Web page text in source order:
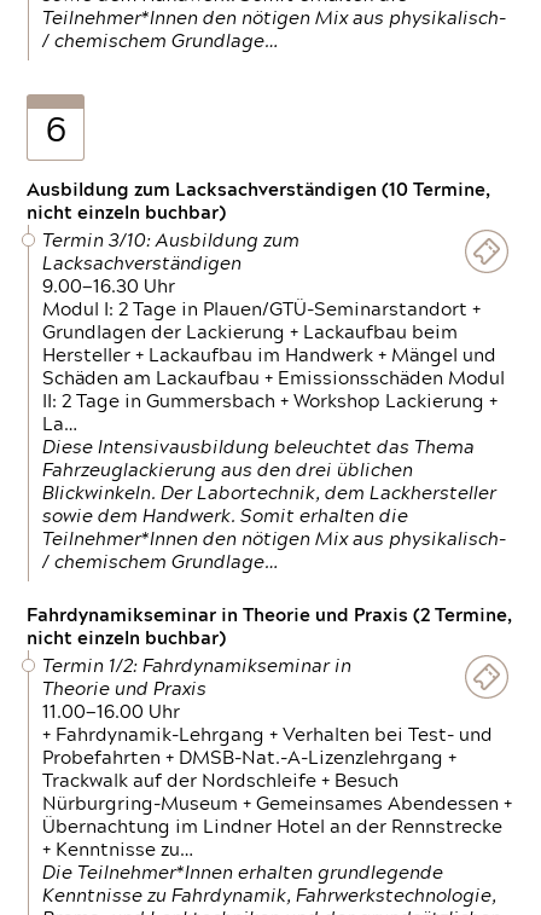
Teilnehmer*Innen den nötigen Mix aus physikalisch-
/ chemischem Grundlage…
6
Ausbildung zum Lacksachverständigen (10 Termine,
nicht einzeln buchbar)
Termin 3/10: Ausbildung zum
Lacksachverständigen
9.00—16.30 Uhr
Modul I: 2 Tage in Plauen/GTÜ-Seminarstandort +
Grundlagen der Lackierung + Lackaufbau beim
Hersteller + Lackaufbau im Handwerk + Mängel und
Schäden am Lackaufbau + Emissionsschäden Modul
II: 2 Tage in Gummersbach + Workshop Lackierung +
La…
Diese Intensivausbildung beleuchtet das Thema
Fahrzeuglackierung aus den drei üblichen
Blickwinkeln. Der Labortechnik, dem Lackhersteller
sowie dem Handwerk. Somit erhalten die
Teilnehmer*Innen den nötigen Mix aus physikalisch-
/ chemischem Grundlage…
Fahrdynamikseminar in Theorie und Praxis (2 Termine,
nicht einzeln buchbar)
Termin 1/2: Fahrdynamikseminar in
Theorie und Praxis
11.00—16.00 Uhr
+ Fahrdynamik-Lehrgang + Verhalten bei Test- und
Probefahrten + DMSB-Nat.-A-Lizenzlehrgang +
Trackwalk auf der Nordschleife + Besuch
Nürburgring-Museum + Gemeinsames Abendessen +
Übernachtung im Lindner Hotel an der Rennstrecke
+ Kenntnisse zu…
Die Teilnehmer*Innen erhalten grundlegende
Kenntnisse zu Fahrdynamik, Fahrwerkstechnologie,